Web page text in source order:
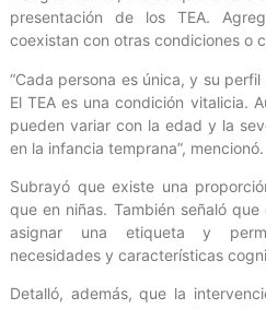
presentación de los TEA.
coexistan con otras condiciones o
“Cada persona es única, y su
El TEA es una condición vitalicia.
pueden variar con la edad y la
en la infancia temprana”, mencionó.
Subrayó que existe una
que en niñas. También señaló
asignar una etiqueta y
necesidades y características
Detalló, además, que la